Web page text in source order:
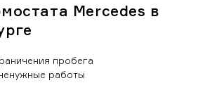
Mercedes в
пробега
работы